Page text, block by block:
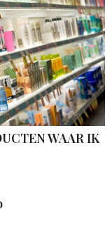
WAAR IK